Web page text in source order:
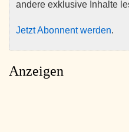
andere exklusive Inhalte
Jetzt Abonnent werden.
Anzeigen